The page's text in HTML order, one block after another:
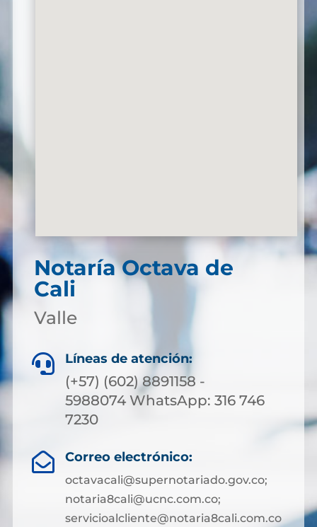
Notaría Octava de
Cali
Valle
 Líneas de atención:
(+57) (602) 8891158 -
5988074 WhatsApp: 316 746
7230
 Correo electrónico:
octavacali@supernotariado.gov.co;
notaria8cali@ucnc.com.co;
servicioalcliente@notaria8cali.com.co